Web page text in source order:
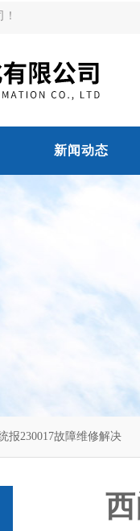
新闻动态
报230017故障维修解决